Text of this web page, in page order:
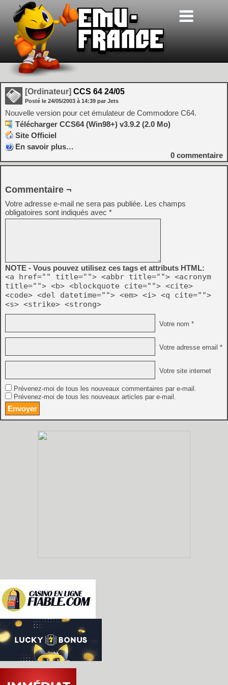
[Ordinateur] CCS 64 24/05
Posté le 24/05/2003 à 14:39 par Jets
Nouvelle version pour cet émulateur de Commodore C64.
Télécharger CCS64 (Win98+) v3.9.2 (2.0 Mo)
Site Officiel
En savoir plus…
0 commentaire
Commentaire ¬
Votre adresse e-mail ne sera pas publiée. Les champs
obligatoires sont indiqués avec *
NOTE - Vous pouvez utilisez ces tags et attributs HTML:
<a href="" title=""> <abbr title=""> <acronym
title=""> <b> <blockquote cite=""> <cite>
<code> <del datetime=""> <em> <i> <q cite="">
<s> <strike> <strong>
Votre nom *
Votre adresse email *
Votre site internet
Prévenez-moi de tous les nouveaux commentaires par e-mail.
Prévenez-moi de tous les nouveaux articles par e-mail.